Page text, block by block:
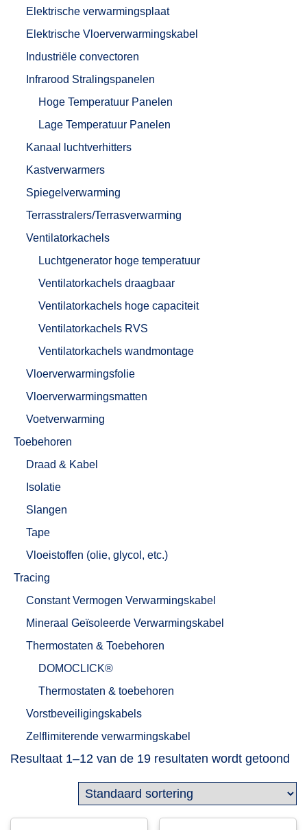
Elektrische verwarmingsplaat
Elektrische Vloerverwarmingskabel
Industriële convectoren
Infrarood Stralingspanelen
Hoge Temperatuur Panelen
Lage Temperatuur Panelen
Kanaal luchtverhitters
Kastverwarmers
Spiegelverwarming
Terrasstralers/Terrasverwarming
Ventilatorkachels
Luchtgenerator hoge temperatuur
Ventilatorkachels draagbaar
Ventilatorkachels hoge capaciteit
Ventilatorkachels RVS
Ventilatorkachels wandmontage
Vloerverwarmingsfolie
Vloerverwarmingsmatten
Voetverwarming
Toebehoren
Draad & Kabel
Isolatie
Slangen
Tape
Vloeistoffen (olie, glycol, etc.)
Tracing
Constant Vermogen Verwarmingskabel
Mineraal Geïsoleerde Verwarmingskabel
Thermostaten & Toebehoren
DOMOCLICK®
Thermostaten & toebehoren
Vorstbeveiligingskabels
Zelflimiterende verwarmingskabel
Resultaat 1–12 van de 19 resultaten wordt getoond